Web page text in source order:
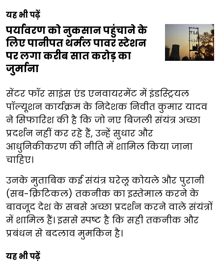
यह भी पढ़ें
पर्यावरण को नुकसान पहुंचाने के
लिए पानीपत थर्मल पावर स्टेशन
पर लगा करीब सात करोड़ का
जुर्माना
सेंटर फॉर साइंस एंड एनवायरमेंट में इंडस्ट्रियल
पॉल्यूशन कार्यक्रम के निदेशक निवीत कुमार यादव
ने सिफारिश की है कि जो नए बिजली संयंत्र अच्छा
प्रदर्शन नहीं कर रहे हैं, उन्हें सुधार और
आधुनिकीकरण की नीति में शामिल किया जाना
चाहिए।
उनके मुताबिक कई संयंत्र घरेलू कोयले और पुरानी
(सब-क्रिटिकल) तकनीक का इस्तेमाल करने के
बावजूद देश के सबसे अच्छा प्रदर्शन करने वाले संयंत्रों
में शामिल हैं। इससे स्पष्ट है कि सही तकनीक और
प्रबंधन से बदलाव मुमकिन है।
यह भी पढ़ें